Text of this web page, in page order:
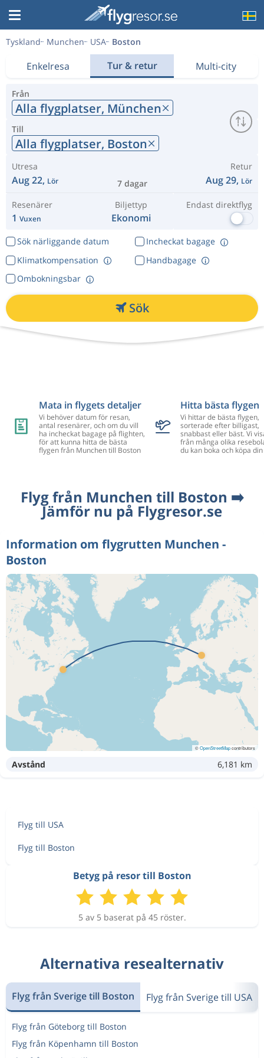
Tyskland Munchen USA Boston
Enkelresa Tur & retur Multi-city
Från
Alla flygplatser, München
Till
Alla flygplatser, Boston
Utresa
Aug 22, Lör 7 dagar
Retur
Aug 29, Lör
Resenärer
1 Vuxen
Biljettyp
Ekonomi
Endast direktflyg
Sök närliggande datum
Incheckat bagage
Klimatkompensation
Ombokningsbar
Handbagage
Sök
Mata in flygets detaljer
Vi behöver datum för resan,
antal resenärer, och om du vill
ha incheckat bagage på flighten,
för att kunna hitta de bästa
flygen från Munchen till Boston
Hitta bästa flygen
Vi hittar de bästa flygen,
sorterade efter billigast,
snabbast eller bäst. Vi
från många olika
du kan boka och köpa
Flyg från Munchen till Boston ➡️
Jämför nu på Flygresor.se
Information om flygrutten Munchen -
Boston
©OpenStreetMapcontributors
Avstånd 6,181 km
Flyg till USA
Flyg till Boston
Betyg på resor till Boston
5 av 5 baserat på 45 röster.
Alternativa resealternativ
Flyg från Sverige till Boston Flyg från Sverige till USA
Flyg från Göteborg till Boston
Flyg från Köpenhamn till Boston